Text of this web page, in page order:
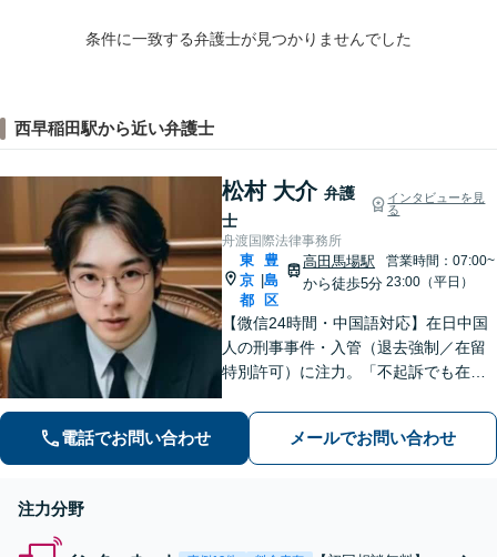
条件に一致する弁護士が見つかりませんでした
西早稲田駅から近い弁護士
松村 大介 弁護
士
インタビューを見
る
舟渡国際法律事務所
東
京
都
|
豊
島
区
高田馬場駅
から徒歩5分
営業時間：07:00~
23:00（平日）
【微信24時間・中国語対応】在日中国
人の刑事事件・入管（退去強制／在留
特別許可）に注力。「不起訴でも在留
え、難関案件を最後まで闘う弁護士。
初回相談無料・全国対応。微信：mats
umura1119
電話でお問い合わせ メールでお問い合わせ
注力分野